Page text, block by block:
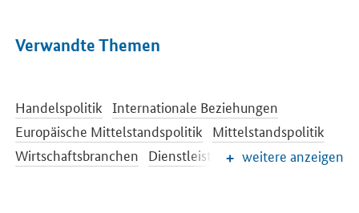
Verwandte Themen
Handelspolitik Internationale Beziehungen
Europäische Mittelstandspolitik Mittelstandspolitik
Wirtschaftsbranchen Dienstleistungen Freie Berufe
weitere anzeigen